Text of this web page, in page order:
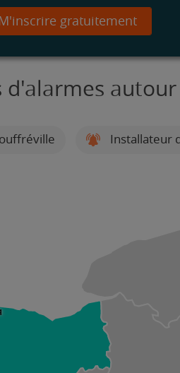
gratuitement
d'alarmes
Installateur